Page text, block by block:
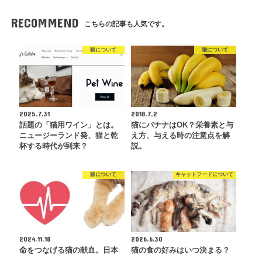
RECOMMEND こちらの記事も人気です。
猫について
2025.7.31
話題の「猫用ワイン」とは。
ニュージーランド発、猫と乾
杯する時代が到来？
猫について
2018.7.2
猫にバナナはOK？栄養素と与
え方、与える時の注意点を解
説。
猫について
2024.11.18
命をつなげる猫の献血。日本
キャットフードについて
2026.6.30
猫の食の好みはいつ決まる？